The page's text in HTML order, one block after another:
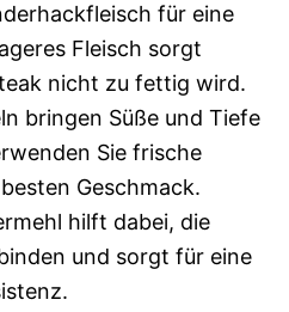
für eine
Fleisch sorgt
nicht zu fettig wird.
bringen Süße und Tiefe
Sie frische
Geschmack.
hilft dabei, die
und sorgt für eine